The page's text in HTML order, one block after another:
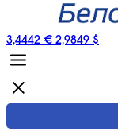
3,4442 € 2,9849 $